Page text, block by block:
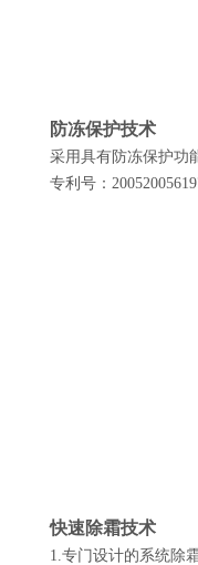
防冻保护技术
采用具有防冻保护功
专利号：
快速除霜技术
1.专门设计的系统除